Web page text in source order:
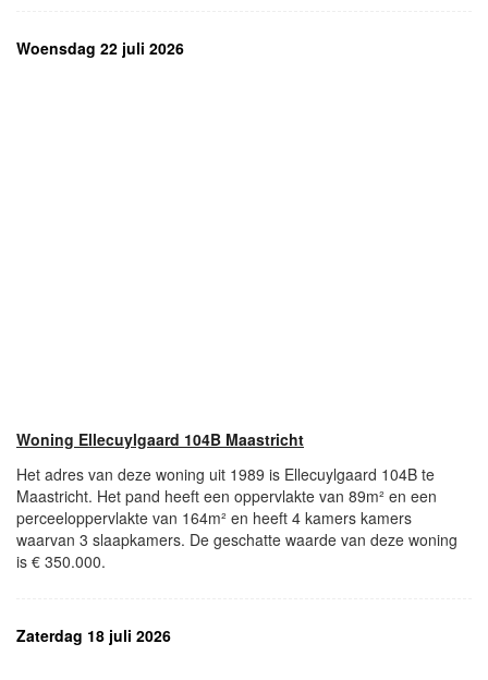
Woensdag 22 juli 2026
Woning Ellecuylgaard 104B Maastricht
Het adres van deze woning uit 1989 is Ellecuylgaard 104B te
Maastricht. Het pand heeft een oppervlakte van 89m² en een
perceeloppervlakte van 164m² en heeft 4 kamers kamers
waarvan 3 slaapkamers. De geschatte waarde van deze woning
is € 350.000.
Zaterdag 18 juli 2026